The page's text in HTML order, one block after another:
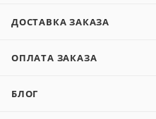
ДОСТАВКА ЗАКАЗА
ОПЛАТА ЗАКАЗА
БЛОГ